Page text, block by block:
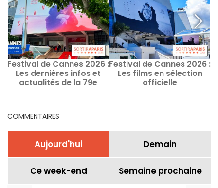
Festival de Cannes 2026 :
Les dernières infos et
actualités de la 79e
Festival de Cannes 2026 :
Les films en sélection
officielle
COMMENTAIRES
Aujourd'hui Demain
Ce week-end Semaine prochaine